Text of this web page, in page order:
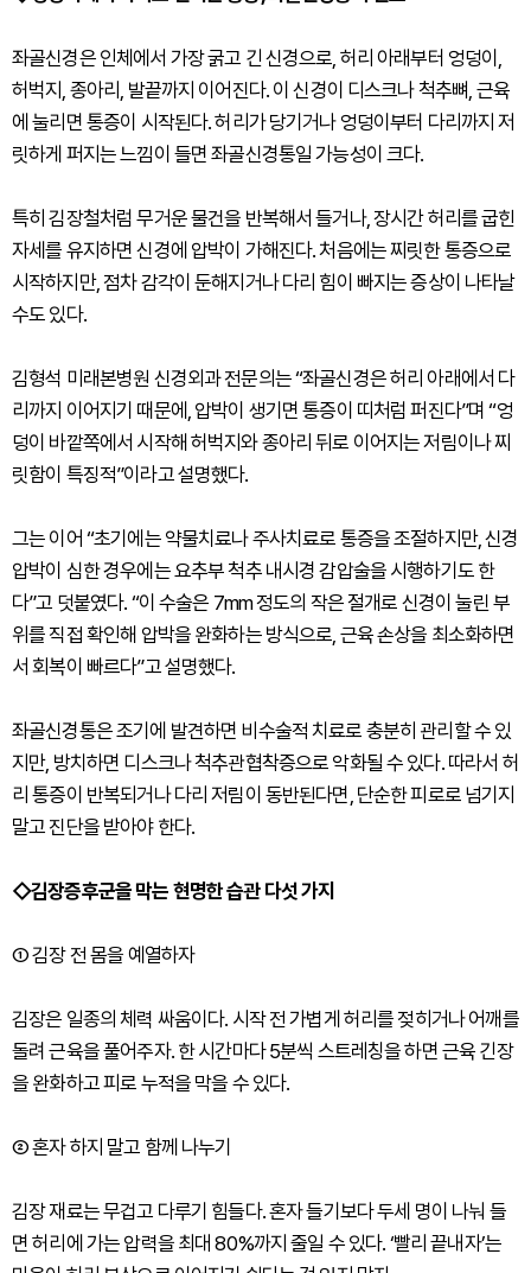
좌골신경은 인체에서 가장 굵고 긴 신경으로, 허리 아래부터 엉덩이,
허벅지, 종아리, 발끝까지 이어진다. 이 신경이 디스크나 척추뼈, 근육
에 눌리면 통증이 시작된다. 허리가 당기거나 엉덩이부터 다리까지 저
릿하게 퍼지는 느낌이 들면 좌골신경통일 가능성이 크다.
특히 김장철처럼 무거운 물건을 반복해서 들거나, 장시간 허리를 굽힌
자세를 유지하면 신경에 압박이 가해진다. 처음에는 찌릿한 통증으로
시작하지만, 점차 감각이 둔해지거나 다리 힘이 빠지는 증상이 나타날
수도 있다.
김형석 미래본병원 신경외과 전문의는 “좌골신경은 허리 아래에서 다
리까지 이어지기 때문에, 압박이 생기면 통증이 띠처럼 퍼진다”며 “엉
덩이 바깥쪽에서 시작해 허벅지와 종아리 뒤로 이어지는 저림이나 찌
릿함이 특징적”이라고 설명했다.
그는 이어 “초기에는 약물치료나 주사치료로 통증을 조절하지만, 신경
압박이 심한 경우에는 요추부 척추 내시경 감압술을 시행하기도 한
다”고 덧붙였다. “이 수술은 7mm 정도의 작은 절개로 신경이 눌린 부
위를 직접 확인해 압박을 완화하는 방식으로, 근육 손상을 최소화하면
서 회복이 빠르다”고 설명했다.
좌골신경통은 조기에 발견하면 비수술적 치료로 충분히 관리할 수 있
지만, 방치하면 디스크나 척추관협착증으로 악화될 수 있다. 따라서 허
리 통증이 반복되거나 다리 저림이 동반된다면, 단순한 피로로 넘기지
말고 진단을 받아야 한다.
◇김장증후군을 막는 현명한 습관 다섯 가지
① 김장 전 몸을 예열하자
김장은 일종의 체력 싸움이다. 시작 전 가볍게 허리를 젖히거나 어깨를
돌려 근육을 풀어주자. 한 시간마다 5분씩 스트레칭을 하면 근육 긴장
을 완화하고 피로 누적을 막을 수 있다.
② 혼자 하지 말고 함께 나누기
김장 재료는 무겁고 다루기 힘들다. 혼자 들기보다 두세 명이 나눠 들
면 허리에 가는 압력을 최대 80%까지 줄일 수 있다. ‘빨리 끝내자’는